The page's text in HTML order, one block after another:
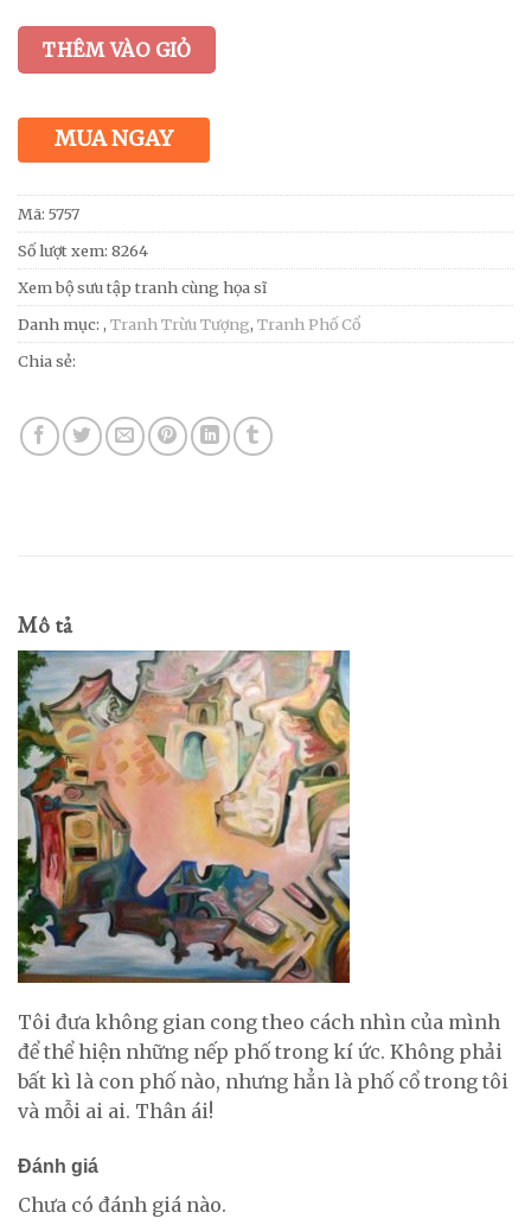
THÊM VÀO GIỎ
MUA NGAY
Mã: 5757
Số lượt xem: 8264
Xem bộ sưu tập tranh cùng họa sĩ
Danh mục: , Tranh Trừu Tượng, Tranh Phố Cổ
Chia sẻ:
Mô tả
Tôi đưa không gian cong theo cách nhìn của mình
để thể hiện những nếp phố trong kí ức. Không phải
bất kì là con phố nào, nhưng hẳn là phố cổ trong tôi
và mỗi ai ai. Thân ái!
Đánh giá
Chưa có đánh giá nào.